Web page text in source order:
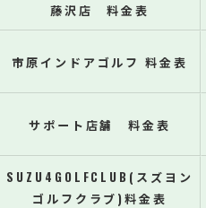
藤沢店 料金表
市原インドアゴルフ 料金表
サポート店舗 料金表
SUZU4GOLFCLUB(スズヨン
ゴルフクラブ)料金表